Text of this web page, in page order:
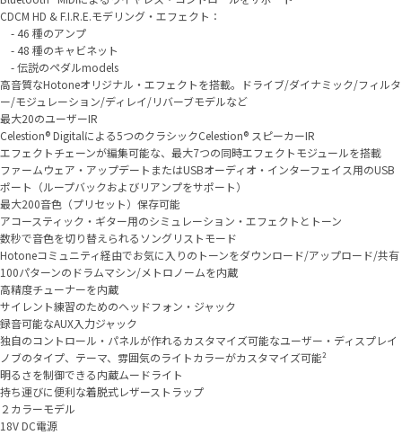
CDCM HD & F.I.R.E.モデリング・エフェクト：
- 46 種のアンプ
- 48 種のキャビネット
- 伝説のペダルmodels
高音質なHotoneオリジナル・エフェクトを搭載。ドライブ/ダイナミック/フィルタ
ー/モジュレーション/ディレイ/リバーブモデルなど
最大20のユーザーIR
Celestion® Digitalによる5つのクラシックCelestion® スピーカーIR
エフェクトチェーンが編集可能な、最大7つの同時エフェクトモジュールを搭載
ファームウェア・アップデートまたはUSBオーディオ・インターフェイス用のUSB
ポート（ループバックおよびリアンプをサポート）
最大200音色（プリセット）保存可能
アコースティック・ギター用のシミュレーション・エフェクトとトーン
数秒で音色を切り替えられるソングリストモード
Hotoneコミュニティ経由でお気に入りのトーンをダウンロード/アップロード/共有
100パターンのドラムマシン/メトロノームを内蔵
高精度チューナーを内蔵
サイレント練習のためのヘッドフォン・ジャック
録音可能なAUX入力ジャック
独自のコントロール・パネルが作れるカスタマイズ可能なユーザー・ディスプレイ
ノブのタイプ、テーマ、雰囲気のライトカラーがカスタマイズ可能²
明るさを制御できる内蔵ムードライト
持ち運びに便利な着脱式レザーストラップ
２カラーモデル
18V DC電源